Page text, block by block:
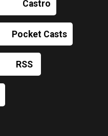
Castro
Pocket Casts
RSS